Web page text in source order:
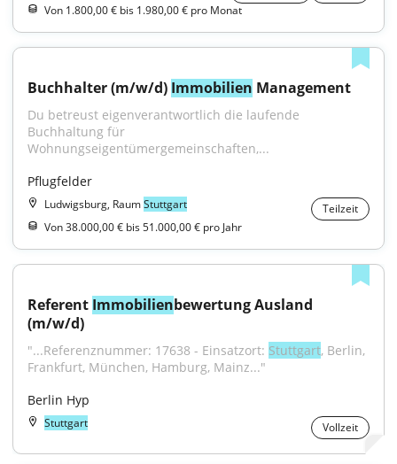
Von 1.800,00 € bis 1.980,00 € pro Monat
Buchhalter (m/w/d) Immobilien Management
Du betreust eigenverantwortlich die laufende
Buchhaltung für
Wohnungseigentümergemeinschaften,...
Pflugfelder
Ludwigsburg, RaumStuttgart
Teilzeit
Von 38.000,00 € bis 51.000,00 € pro Jahr
Referent Immobilienbewertung Ausland
(m/w/d)
"...Referenznummer: 17638 - Einsatzort: Stuttgart, Berlin,
Frankfurt, München, Hamburg, Mainz..."
Berlin Hyp
Stuttgart Vollzeit